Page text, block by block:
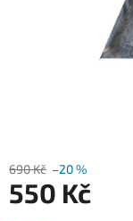
690 Kč –20 %
550 Kč